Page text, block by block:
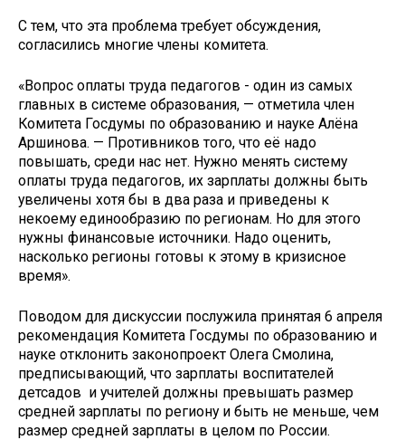
С тем, что эта проблема требует обсуждения,
согласились многие члены комитета.
«Вопрос оплаты труда педагогов - один из самых
главных в системе образования, — отметила член
Комитета Госдумы по образованию и науке Алёна
Аршинова. — Противников того, что её надо
повышать, среди нас нет. Нужно менять систему
оплаты труда педагогов, их зарплаты должны быть
увеличены хотя бы в два раза и приведены к
некоему единообразию по регионам. Но для этого
нужны финансовые источники. Надо оценить,
насколько регионы готовы к этому в кризисное
время».
Поводом для дискуссии послужила принятая 6 апреля
рекомендация Комитета Госдумы по образованию и
науке отклонить законопроект Олега Смолина,
предписывающий, что зарплаты воспитателей
детсадов и учителей должны превышать размер
средней зарплаты по региону и быть не меньше, чем
размер средней зарплаты в целом по России.